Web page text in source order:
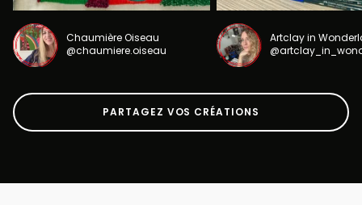
Chaumière Oiseau
@chaumiere.oiseau
Artclay in
PARTAGEZ VOS CRÉATIONS